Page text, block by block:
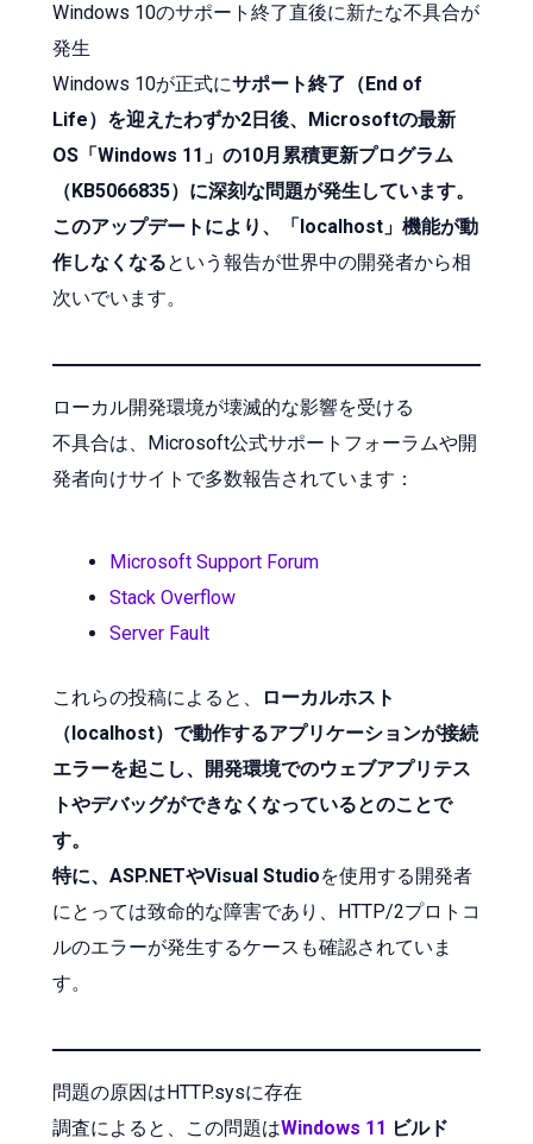
Windows 10のサポート終了直後に新たな不具合が
発生
Windows 10が正式にサポート終了（End of
Life）を迎えたわずか2日後、Microsoftの最新
OS「Windows 11」の10月累積更新プログラム
（KB5066835）に深刻な問題が発生しています。
このアップデートにより、「localhost」機能が動
作しなくなるという報告が世界中の開発者から相
次いでいます。
ローカル開発環境が壊滅的な影響を受ける
不具合は、Microsoft公式サポートフォーラムや開
発者向けサイトで多数報告されています：
Microsoft Support Forum
Stack Overflow
Server Fault
これらの投稿によると、
ローカルホスト
（localhost）で動作するアプリケーションが接続
エラーを起こし、開発環境でのウェブアプリテス
トやデバッグができなくなっているとのことで
す。
特に、ASP.NETやVisual Studioを使用する開発者
にとっては致命的な障害であり、HTTP/2プロトコ
ルのエラーが発生するケースも確認されていま
す。
問題の原因はHTTP.sysに存在
調査によると、この問題はWindows 11 ビルド